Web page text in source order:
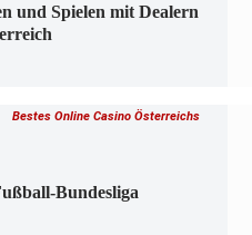
und Spielen mit Dealern
Bestes Online Casino Österreichs
Bundesliga